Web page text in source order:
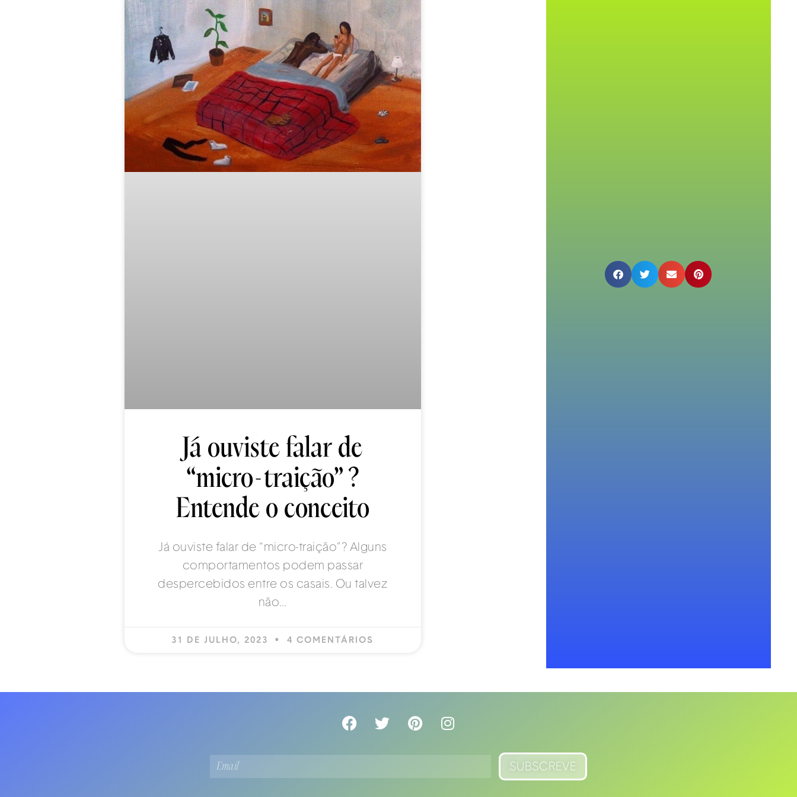
Já ouviste falar de
“micro-traição”?
Entende o conceito
Já ouviste falar de “micro-traição”? Alguns
comportamentos podem passar
despercebidos entre os casais. Ou talvez
não…
31 DE JULHO, 2023 4 COMENTÁRIOS
SUBSCREVE